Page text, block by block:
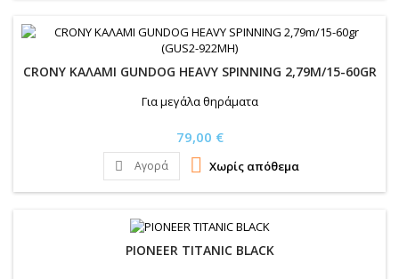
CRONY ΚΑΛΑΜΙ GUNDOG HEAVY SPINNING 2,79M/15-60GR
Για μεγάλα θηράματα
Τιμή
79,00 €
 Αγορά  Χωρίς απόθεμα
PIONEER TITANIC BLACK